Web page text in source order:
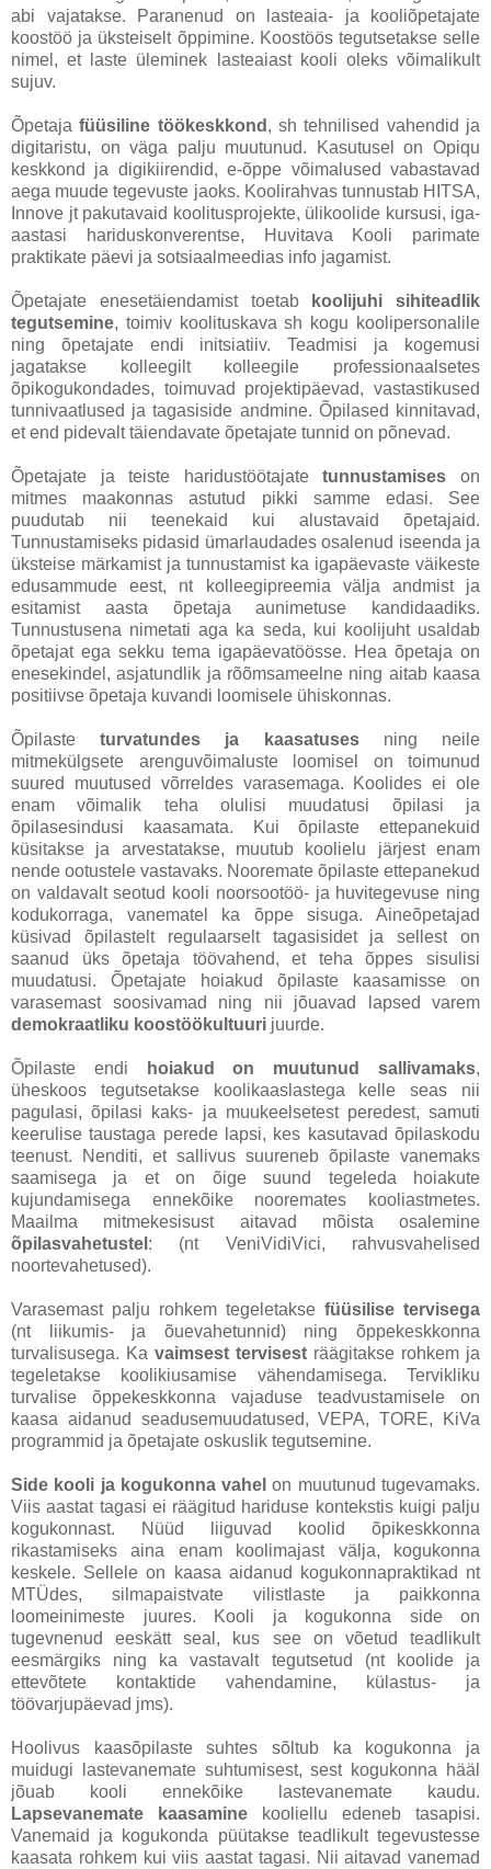
abi vajatakse. Paranenud on lasteaia- ja kooliõpetajate
koostöö ja üksteiselt õppimine. Koostöös tegutsetakse selle
nimel, et laste üleminek lasteaiast kooli oleks võimalikult
sujuv.
Õpetajafüüsiline töökeskkond , sh tehnilised vahendid ja
digitaristu, on väga palju muutunud. Kasutusel on Opiqu
keskkond ja digikiirendid, e-õppe võimalused vabastavad
aega muude tegevuste jaoks. Koolirahvas tunnustab HITSA,
Innove jt pakutavaid koolitusprojekte, ülikoolide kursusi, iga-
aastasi hariduskonverentse, Huvitava Kooli parimate
praktikate päevi ja sotsiaalmeedias info jagamist.
Õpetajate enesetäiendamist toetab
koolijuhi sihiteadlik
tegutsemine, toimiv koolituskava sh kogu koolipersonalile
ning õpetajate endi initsiatiiv. Teadmisi ja kogemusi
jagatakse kolleegilt kolleegile professionaalsetes
õpikogukondades, toimuvad projektipäevad, vastastikused
tunnivaatlused ja tagasiside andmine. Õpilased kinnitavad,
et end pidevalt täiendavate õpetajate tunnid on põnevad.
Õpetajate ja teiste haridustöötajatetunnustamises on
mitmes maakonnas astutud pikki samme edasi. See
puudutab nii teenekaid kui alustavaid õpetajaid.
Tunnustamiseks pidasid ümarlaudades osalenud iseenda ja
üksteise märkamist ja tunnustamist ka igapäevaste väikeste
edusammude eest, nt kolleegipreemia välja andmist ja
esitamist aasta õpetaja aunimetuse kandidaadiks.
Tunnustusena nimetati aga ka seda, kui koolijuht usaldab
õpetajat ega sekku tema igapäevatöösse. Hea õpetaja on
enesekindel, asjatundlik ja rõõmsameelne ning aitab kaasa
positiivse õpetaja kuvandi loomisele ühiskonnas.
Õpilasteturvatundes ja kaasatusesning neile
mitmekülgsete arenguvõimaluste loomisel on toimunud
suured muutused võrreldes varasemaga. Koolides ei ole
enam võimalik teha olulisi muudatusi õpilasi ja
õpilasesindusi kaasamata. Kui õpilaste ettepanekuid
küsitakse ja arvestatakse, muutub koolielu järjest enam
nende ootustele vastavaks. Nooremate õpilaste ettepanekud
on valdavalt seotud kooli noorsootöö- ja huvitegevuse ning
kodukorraga, vanematel ka õppe sisuga. Aineõpetajad
küsivad õpilastelt regulaarselt tagasisidet ja sellest on
saanud üks õpetaja töövahend, et teha õppes sisulisi
muudatusi. Õpetajate hoiakud õpilaste kaasamisse on
varasemast soosivamad ning nii jõuavad lapsed varem
demokraatliku koostöökultuuri juurde.
Õpilaste endi hoiakud on muutunud sallivamaks,
üheskoos tegutsetakse koolikaaslastega kelle seas nii
pagulasi, õpilasi kaks- ja muukeelsetest peredest, samuti
keerulise taustaga perede lapsi, kes kasutavad õpilaskodu
teenust. Nenditi, et sallivus suureneb õpilaste vanemaks
saamisega ja et on õige suund tegeleda hoiakute
kujundamisega ennekõike nooremates kooliastmetes.
Maailma mitmekesisust aitavad mõista osalemine
õpilasvahetustel : (nt VeniVidiVici, rahvusvahelised
noortevahetused).
Varasemast palju rohkem tegeletakse füüsilise tervisega
(nt liikumis- ja õuevahetunnid) ning õppekeskkonna
turvalisusega. Ka vaimsest tervisest räägitakse rohkem ja
tegeletakse koolikiusamise vähendamisega. Tervikliku
turvalise õppekeskkonna vajaduse teadvustamisele on
kaasa aidanud seadusemuudatused, VEPA, TORE, KiVa
programmid ja õpetajate oskuslik tegutsemine.
Side kooli ja kogukonna vahel on muutunud tugevamaks.
Viis aastat tagasi ei räägitud hariduse kontekstis kuigi palju
kogukonnast. Nüüd liiguvad koolid õpikeskkonna
rikastamiseks aina enam koolimajast välja, kogukonna
keskele. Sellele on kaasa aidanud kogukonnapraktikad nt
MTÜdes, silmapaistvate vilistlaste ja paikkonna
loomeinimeste juures. Kooli ja kogukonna side on
tugevnenud eeskätt seal, kus see on võetud teadlikult
eesmärgiks ning ka vastavalt tegutsetud (nt koolide ja
ettevõtete kontaktide vahendamine, külastus- ja
töövarjupäevad jms).
Hoolivus kaasõpilaste suhtes sõltub ka kogukonna ja
muidugi lastevanemate suhtumisest, sest kogukonna hääl
jõuab kooli ennekõike lastevanemate kaudu.
Lapsevanemate kaasamine kooliellu edeneb tasapisi.
Vanemaid ja kogukonda püütakse teadlikult tegevustesse
kaasata rohkem kui viis aastat tagasi. Nii aitavad vanemad